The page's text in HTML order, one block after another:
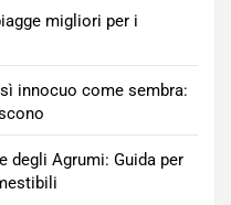
migliori per i
innocuo come sembra:
degli Agrumi: Guida per